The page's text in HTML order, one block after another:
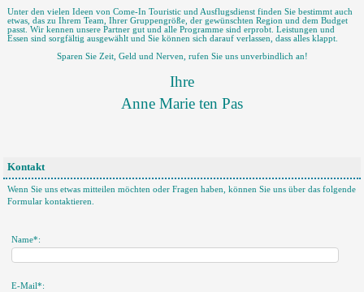
Unter den vielen Ideen von Come-In Touristic und Ausflugsdienst finden Sie bestimmt auch
etwas, das zu Ihrem Team, Ihrer Gruppengröße, der gewünschten Region und dem Budget
passt. Wir kennen unsere Partner gut und alle Programme sind erprobt. Leistungen und
Essen sind sorgfältig ausgewählt und Sie können sich darauf verlassen, dass alles klappt.
Sparen Sie Zeit, Geld und Nerven, rufen Sie uns unverbindlich an!
Ihre
Anne Marie ten Pas
Kontakt
Wenn Sie uns etwas mitteilen möchten oder Fragen haben, können Sie uns über das folgende
Formular kontaktieren.
Name*:
E-Mail*: